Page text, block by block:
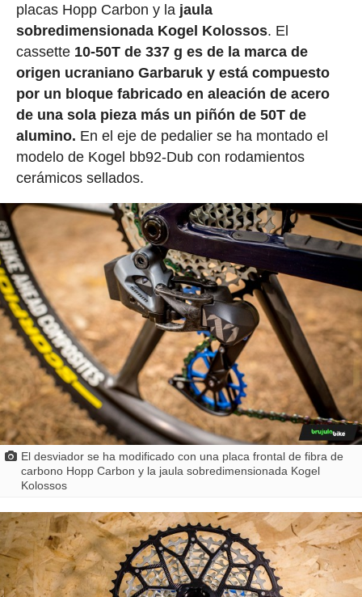
placas Hopp Carbon y la jaula
sobredimensionada Kogel Kolossos. El
cassette 10-50T de 337 g es de la marca de
origen ucraniano Garbaruk y está compuesto
por un bloque fabricado en aleación de acero
de una sola pieza más un piñón de 50T de
alumino. En el eje de pedalier se ha montado el
modelo de Kogel bb92-Dub con rodamientos
cerámicos sellados.
El desviador se ha modificado con una placa frontal de fibra de
carbono Hopp Carbon y la jaula sobredimensionada Kogel
Kolossos